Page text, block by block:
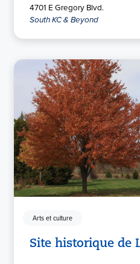
4701 E Gregory Blvd.
South KC & Beyond
Arts et culture
Site historique de